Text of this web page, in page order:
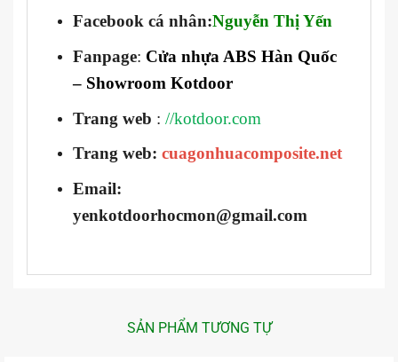
Facebook cá nhân:Nguyễn Thị Yến
Fanpage: Cửa nhựa ABS Hàn Quốc
– Showroom Kotdoor
Trang web : //kotdoor.com
Trang web: cuagonhuacomposite.net
Email:
yenkotdoorhocmon@gmail.com
SẢN PHẨM TƯƠNG TỰ